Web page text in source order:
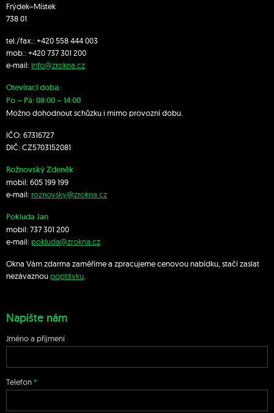
Frýdek–Místek
738 01
tel./fax.: +420 558 444 003
mob.: +420 737 301 200
e-mail: info@zrokna.cz
Otevírací doba:
Po – Pá: 08:00 – 14:00
Možno dohodnout schůzku i mimo provozní dobu.
IČO: 67316727
DIČ: CZ5703152081
Rožnovský Zdeněk
mobil: 605 199 199
e-mail: roznovsky@zrokna.cz
Pokluda Jan
mobil: 737 301 200
e-mail: pokluda@zrokna.cz
Okna Vám zdarma zaměříme a zpracujeme cenovou nabídku, stačí zaslat
nezávaznoupoptávku
Napište nám
Jméno a příjmení
Telefon